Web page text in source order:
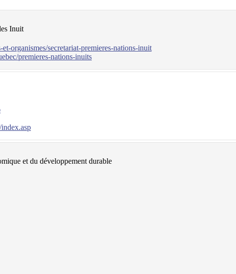
Inuit
organismes/secretariat-premieres-nations-inuit
premieres-nations-inuits
et du développement durable